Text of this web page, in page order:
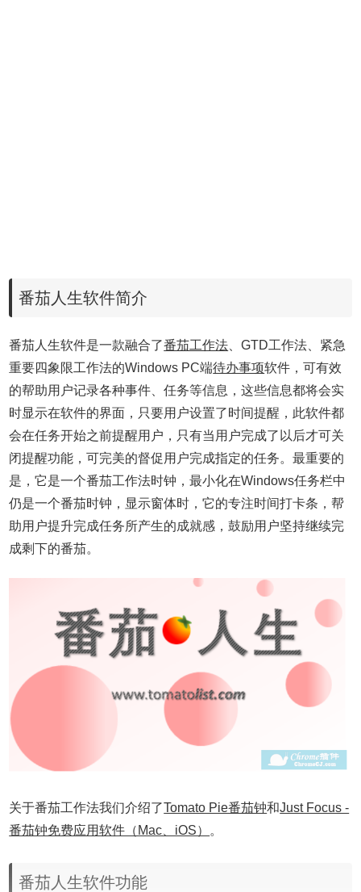
番茄人生软件简介
番茄人生软件是一款融合了番茄工作法 、GTD工作法、紧急
重要四象限工作法的Windows PC端待办事项软件，可有效
的帮助用户记录各种事件、任务等信息，这些信息都将会实
时显示在软件的界面，只要用户设置了时间提醒，此软件都
会在任务开始之前提醒用户，只有当用户完成了以后才可关
闭提醒功能，可完美的督促用户完成指定的任务。最重要的
是，它是一个番茄工作法时钟，最小化在Windows任务栏中
仍是一个番茄时钟，显示窗体时，它的专注时间打卡条，帮
助用户提升完成任务所产生的成就感，鼓励用户坚持继续完
成剩下的番茄。
关于番茄工作法我们介绍了Tomato Pie番茄钟和Just Focus -
番茄钟免费应用软件（Mac、iOS）
。
番茄人生软件功能